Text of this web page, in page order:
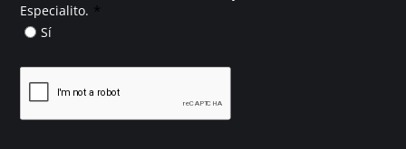
Especialito. *
Sí